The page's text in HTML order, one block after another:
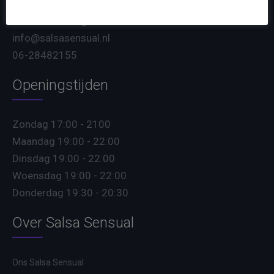
info@salsasensual.nl
06-28482155
Openingstijden
Zondag 17:00 - 2100
Maandag 19:00 - 22:00
Dinsdag 19:00 - 22:00
Woensdag 19:00 - 22:00
Donderdag 19:30 - 20:30
Over Salsa Sensual
Ons Salsa Sensual